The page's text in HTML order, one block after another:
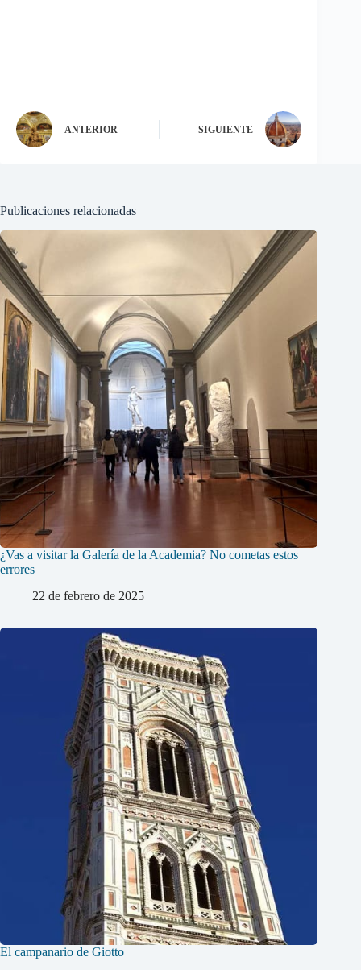
ANTERIOR SIGUIENTE
Publicaciones relacionadas
¿Vas a visitar la Galería de la Academia? No cometas estos
errores
22 de febrero de 2025
El campanario de Giotto